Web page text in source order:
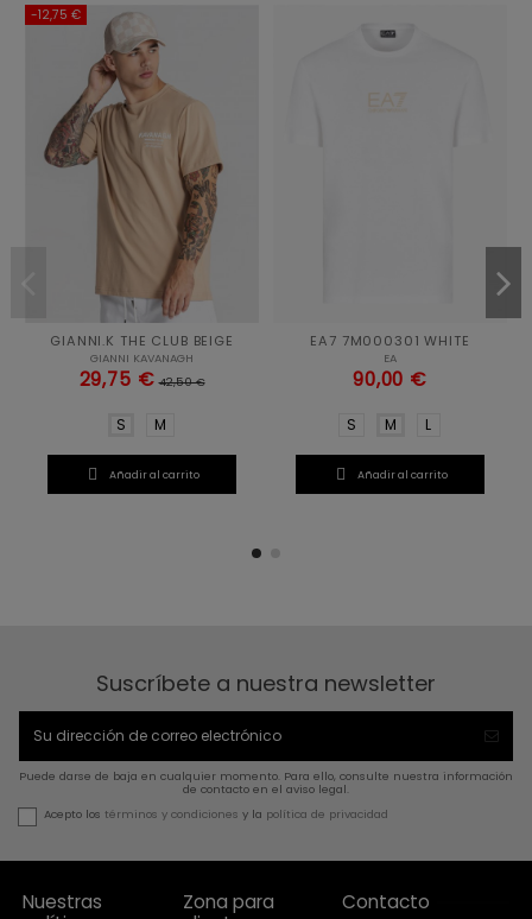
-12,75 €
GIANNI.K THE CLUB BEIGE
GIANNI KAVANAGH
29,75 € 42,50 €
S M
 Añadir al carrito
EA7 7M000301 WHITE
EA
90,00 €
S M L
 Añadir al carrito
Suscríbete a nuestra newsletter
Puede darse de baja en cualquier momento. Para ello, consulte nuestra información
de contacto en el aviso legal.
Acepto los términos y condiciones y la política de privacidad
Nuestras
Zona para
Contacto